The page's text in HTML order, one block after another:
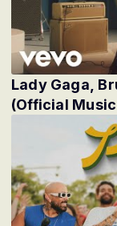
Lady Gaga,
(Official